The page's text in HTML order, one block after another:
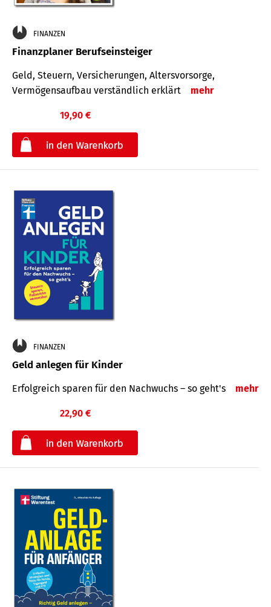
FINANZEN
Finanzplaner Berufseinsteiger
Geld, Steuern, Versicherungen, Altersvorsorge,
Vermögensaufbau verständlich erklärt
mehr
19,90 €
FINANZEN
Geld anlegen für Kinder
Erfolgreich sparen für den Nachwuchs – so geht's mehr
22,90 €